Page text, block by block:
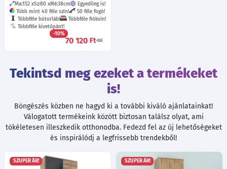
Ma:152 Sz:80 Mé:38cm
Egyedileg is!
Több mint 40 féle szín!
50 féle fogó!
Többféle bútorláb!
Többféle fióksín!
Többféle kivetőpánt!
-10%
70 120 Ft-tól
Tekintsd meg ezeket a termékeket
is!
Böngészés közben ne hagyd ki a további kiváló ajánlatainkat!
Válogatott termékeink között biztosan találsz olyat, ami
tökéletesen illeszkedik otthonodba. Fedezd fel az új lehetőségeket
és inspirálódj a legfrissebb trendekből!
SZUPER ÁR! SZUPER ÁR!